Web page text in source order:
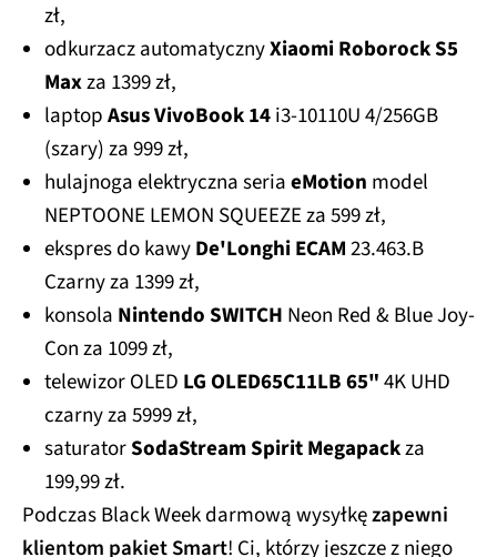
zł,
odkurzacz automatycznyXiaomi Roborock S5
Maxza 1399 zł,
laptopAsus VivoBook 14i3-10110U 4/256GB
(szary) za 999 zł,
hulajnoga elektryczna seriaeMotion model
NEPTOONE LEMON SQUEEZE za 599 zł,
ekspres do kawyDe'Longhi ECAM23.463.B
Czarny za 1399 zł,
konsola Nintendo SWITCH Neon Red & Blue Joy-
Con za 1099 zł,
telewizor OLED LG OLED65C11LB 65"4K UHD
czarny za 5999 zł,
saturatorSodaStream Spirit Megapackza
199,99 zł.
Podczas Black Week darmową wysyłkęzapewni
klientom pakiet Smart! Ci, którzy jeszcze z niego